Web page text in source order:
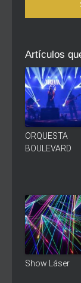
Artículos
ORQUESTA
BOULEVARD
Show Láser